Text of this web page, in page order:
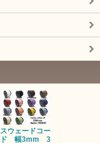
スウェードコー
ド 幅3mm 3